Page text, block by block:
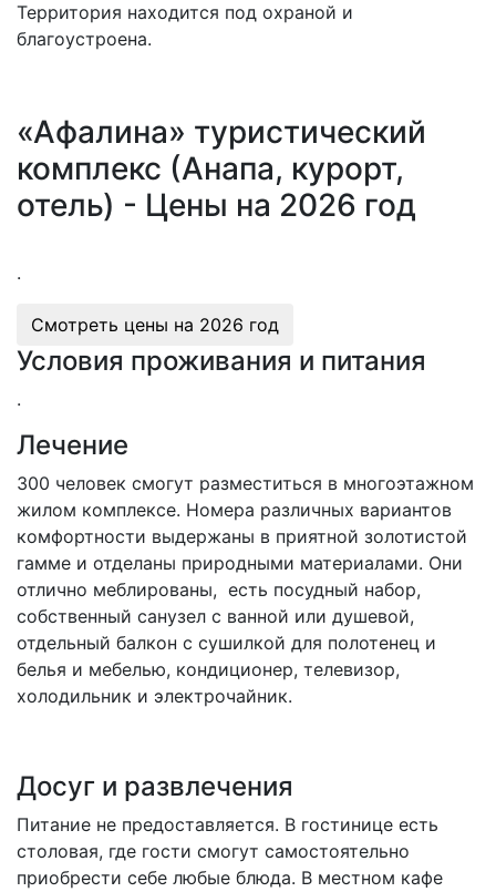
Территория находится под охраной и
благоустроена.
«Афалина» туристический
комплекс (Анапа, курорт,
отель) - Цены на 2026 год
.
Смотреть цены на 2026 год
Условия проживания и питания
.
Лечение
300 человек смогут разместиться в многоэтажном
жилом комплексе. Номера различных вариантов
комфортности выдержаны в приятной золотистой
гамме и отделаны природными материалами. Они
отлично меблированы, есть посудный набор,
собственный санузел с ванной или душевой,
отдельный балкон с сушилкой для полотенец и
белья и мебелью, кондиционер, телевизор,
холодильник и электрочайник.
Досуг и развлечения
Питание не предоставляется. В гостинице есть
столовая, где гости смогут самостоятельно
приобрести себе любые блюда. В местном кафе